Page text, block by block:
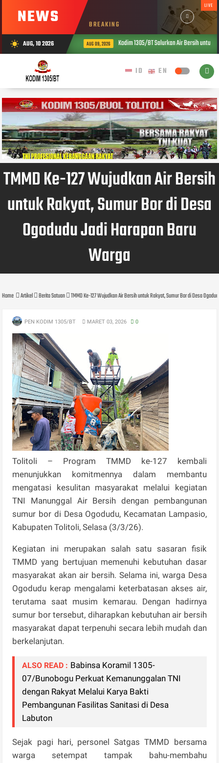
NEWS BREAKING
LIVE
wb_sunny AUG, 10 2026 AUG 09, 2026 Kodim 1305/BT Salurkan Air Bersih untuk
TMMD Ke-127 Wujudkan Air Bersih
untuk Rakyat, Sumur Bor di Desa
Ogodudu Jadi Harapan Baru
Warga
Home Artikel Berita Satuan TMMD Ke-127 Wujudkan Air Bersih untuk Rakyat, Sumur Bor di Desa
PEN KODIM 1305/BT MARET 03, 2026 0
Tolitoli – Program TMMD ke-127 kembali
menunjukkan komitmennya dalam membantu
mengatasi kesulitan masyarakat melalui kegiatan
TNI Manunggal Air Bersih dengan pembangunan
sumur bor di Desa Ogodudu, Kecamatan Lampasio,
Kabupaten Tolitoli, Selasa (3/3/26).
Kegiatan ini merupakan salah satu sasaran fisik
TMMD yang bertujuan memenuhi kebutuhan dasar
masyarakat akan air bersih. Selama ini, warga Desa
Ogodudu kerap mengalami keterbatasan akses air,
terutama saat musim kemarau. Dengan hadirnya
sumur bor tersebut, diharapkan kebutuhan air bersih
masyarakat dapat terpenuhi secara lebih mudah dan
berkelanjutan.
ALSO READ : Babinsa Koramil 1305-
07/Bunobogu Perkuat Kemanunggalan TNI
dengan Rakyat Melalui Karya Bakti
Pembangunan Fasilitas Sanitasi di Desa
Labuton
Sejak pagi hari, personel Satgas TMMD bersama
warga setempat tampak bahu-membahu